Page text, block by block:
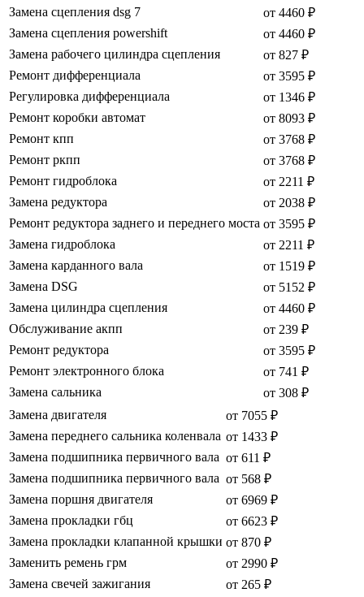
Замена сцепления dsg 7
от 4460 ₽
Замена сцепления powershift
от 4460 ₽
Замена рабочего цилиндра сцепления
от 827 ₽
Ремонт дифференциала
от 3595 ₽
Регулировка дифференциала
от 1346 ₽
Ремонт коробки автомат
от 8093 ₽
Ремонт кпп
от 3768 ₽
Ремонт ркпп
от 3768 ₽
Ремонт гидроблока
от 2211 ₽
Замена редуктора
от 2038 ₽
Ремонт редуктора заднего и переднего моста от 3595 ₽
Замена гидроблока
от 2211 ₽
Замена карданного вала
от 1519 ₽
Замена DSG
от 5152 ₽
Замена цилиндра сцепления
от 4460 ₽
Обслуживание акпп
от 239 ₽
Ремонт редуктора
от 3595 ₽
Ремонт электронного блока
от 741 ₽
Замена сальника
от 308 ₽
Замена двигателя
от 7055 ₽
Замена переднего сальника коленвала от 1433 ₽
Замена подшипника первичного вала от 611 ₽
Замена подшипника первичного вала от 568 ₽
Замена поршня двигателя
от 6969 ₽
Замена прокладки гбц
от 6623 ₽
Замена прокладки клапанной крышки от 870 ₽
Заменить ремень грм
от 2990 ₽
Замена свечей зажигания
от 265 ₽